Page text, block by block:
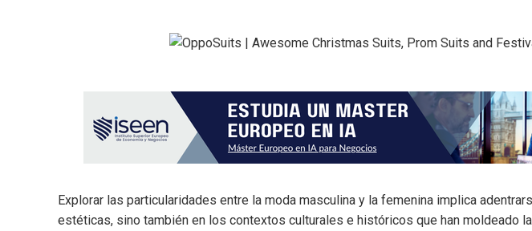
Explorar las particularidades entre la moda masculina y la femenina implica
estéticas, sino también en los contextos culturales e históricos que han moldeado